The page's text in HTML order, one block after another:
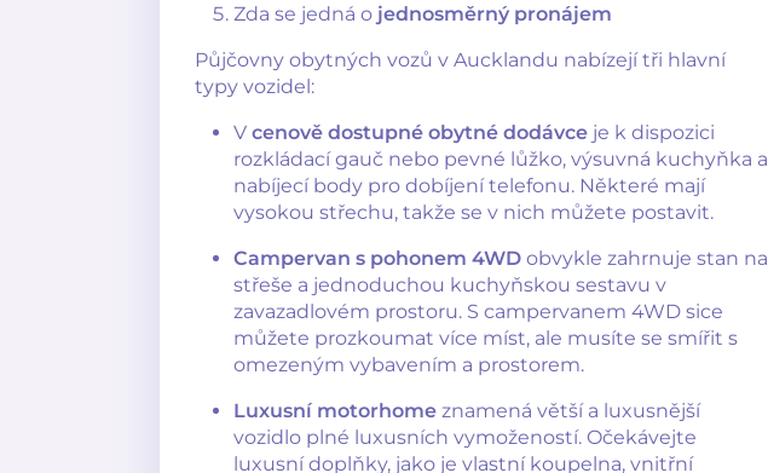
Zda se jedná o jednosměrný pronájem
Půjčovny obytných vozů v Aucklandu nabízejí tři hlavní
typy vozidel:
V cenově dostupné obytné dodávce je k dispozici
rozkládací gauč nebo pevné lůžko, výsuvná kuchyňka a
nabíjecí body pro dobíjení telefonu. Některé mají
vysokou střechu, takže se v nich můžete postavit.
Campervan s pohonem 4WD obvykle zahrnuje stan na
střeše a jednoduchou kuchyňskou sestavu v
zavazadlovém prostoru. S campervanem 4WD sice
můžete prozkoumat více míst, ale musíte se smířit s
omezeným vybavením a prostorem.
Luxusní motorhome znamená větší a luxusnější
vozidlo plné luxusních vymožeností. Očekávejte
luxusní doplňky, jako je vlastní koupelna, vnitřní